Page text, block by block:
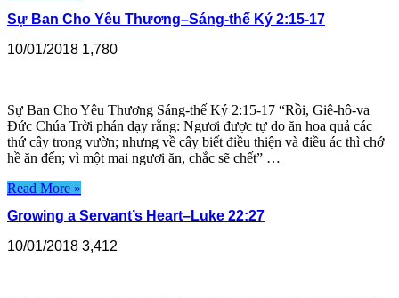
Sự Ban Cho Yêu Thương–Sáng-thế Ký 2:15-17
10/01/2018 1,780
Sự Ban Cho Yêu Thương Sáng-thế Ký 2:15-17 “Rồi, Giê-hô-va
Đức Chúa Trời phán dạy rằng: Ngươi được tự do ăn hoa quả các
thứ cây trong vườn; nhưng về cây biết điều thiện và điều ác thì chớ
hề ăn đến; vì một mai ngươi ăn, chắc sẽ chết” …
Read More »
Growing a Servant’s Heart–Luke 22:27
10/01/2018 3,412